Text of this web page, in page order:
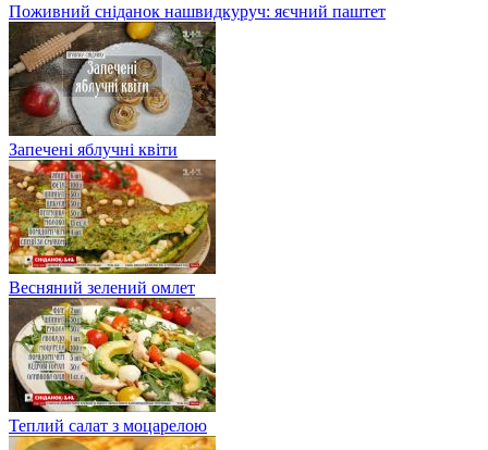
Поживний сніданок нашвидкуруч: яєчний паштет
Запечені яблучні квіти
Весняний зелений омлет
Теплий салат з моцарелою